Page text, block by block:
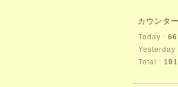
カウンター
Today :
Yesterday
Total :